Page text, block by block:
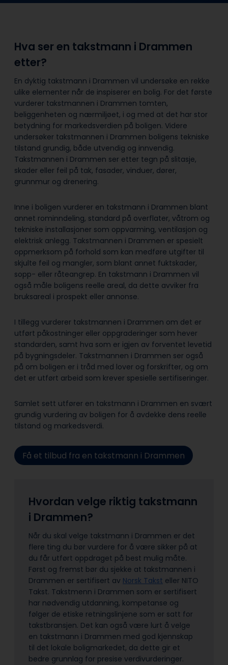
Hva ser en takstmann i Drammen
etter?
En dyktig takstmann i Drammen vil undersøke en rekke
ulike elementer når de inspiserer en bolig. For det første
vurderer takstmannen i Drammen tomten,
beliggenheten og nærmiljøet, i og med at det har stor
betydning for markedsverdien på boligen. Videre
undersøker takstmannen i Drammen boligens tekniske
tilstand grundig, både utvendig og innvendig.
Takstmannen i Drammen ser etter tegn på slitasje,
skader eller feil på tak, fasader, vinduer, dører,
grunnmur og drenering.
Inne i boligen vurderer en takstmann i Drammen blant
annet rominndeling, standard på overflater, våtrom og
tekniske installasjoner som oppvarming, ventilasjon og
elektrisk anlegg. Takstmannen i Drammen er spesielt
oppmerksom på forhold som kan medføre utgifter til
skjulte feil og mangler, som blant annet fuktskader,
sopp- eller råteangrep. En takstmann i Drammen vil
også måle boligens reelle areal, da dette avviker fra
bruksareal i prospekt eller annonse.
I tillegg vurderer takstmannen i Drammen om det er
utført påkostninger eller oppgraderinger som hever
standarden, samt hva som er igjen av forventet levetid
på bygningsdeler. Takstmannen i Drammen ser også
på om boligen er i tråd med lover og forskrifter, og om
det er utført arbeid som krever spesielle sertifiseringer.
Samlet sett utfører en takstmann i Drammen en svært
grundig vurdering av boligen for å avdekke dens reelle
tilstand og markedsverdi.
Få et tilbud fra en takstmann i Drammen
Hvordan velge riktig takstmann
i Drammen?
Når du skal velge takstmann i Drammen er det
flere ting du bør vurdere for å være sikker på at
du får utført oppdraget på best mulig måte.
Først og fremst bør du sjekke at takstmannen i
Drammen er sertifisert av Norsk Takst eller NITO
Takst. Takstmenn i Drammen som er sertifisert
har nødvendig utdanning, kompetanse og
følger de etiske retningslinjene som er satt for
takstbransjen. Det kan også være lurt å velge
en takstmann i Drammen med god kjennskap
til det lokale boligmarkedet, da dette gir et
bedre grunnlag for presise verdivurderinger.